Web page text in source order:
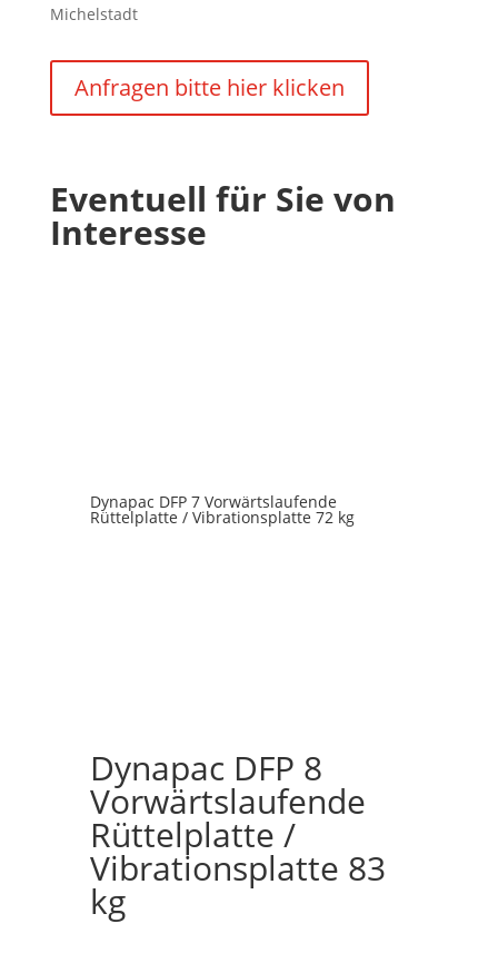
Michelstadt
Anfragen bitte hier klicken
Eventuell für Sie von
Interesse
Dynapac DFP 7 Vorwärtslaufende
Rüttelplatte / Vibrationsplatte 72 kg
Dynapac DFP 8
Vorwärtslaufende
Rüttelplatte /
Vibrationsplatte 83
kg